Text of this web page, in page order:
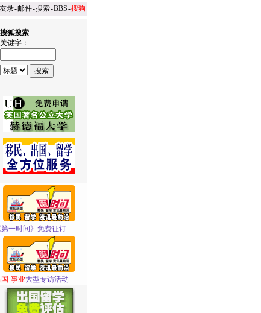
录-邮件-搜索-BBS-搜狗
搜狐搜索
关键字：
第一时间》免费征订
·事业大型专访活动